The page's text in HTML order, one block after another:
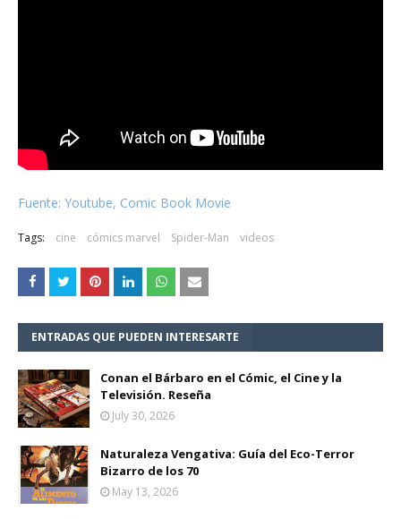
Fuente: Youtube, Comic Book Movie
Tags: cine cómics marvel Spider-Man videos
ENTRADAS QUE PUEDEN INTERESARTE
Conan el Bárbaro en el Cómic, el Cine y la
Televisión. Reseña
July 30, 2026
Naturaleza Vengativa: Guía del Eco-Terror
Bizarro de los 70
May 13, 2026